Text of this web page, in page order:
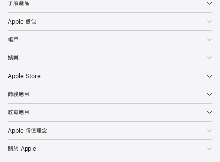
了解產品
Apple 銀包
帳戶
娛樂
Apple Store
商務應用
教育應用
Apple 價值理念
關於 Apple